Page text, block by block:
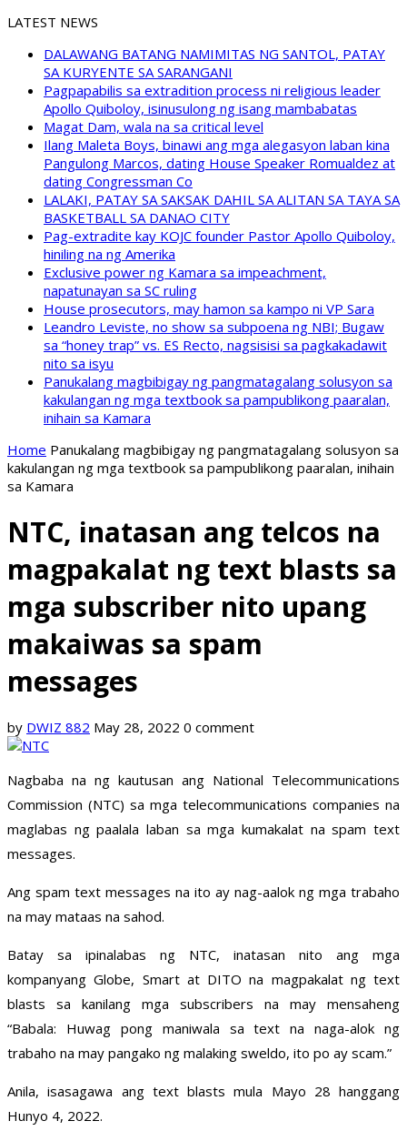
LATEST NEWS
DALAWANG BATANG NAMIMITAS NG SANTOL, PATAY
SA KURYENTE SA SARANGANI
Pagpapabilis sa extradition process ni religious leader
Apollo Quiboloy, isinusulong ng isang mambabatas
Magat Dam, wala na sa critical level
Ilang Maleta Boys, binawi ang mga alegasyon laban kina
Pangulong Marcos, dating House Speaker Romualdez at
dating Congressman Co
LALAKI, PATAY SA SAKSAK DAHIL SA ALITAN SA TAYA SA
BASKETBALL SA DANAO CITY
Pag-extradite kay KOJC founder Pastor Apollo Quiboloy,
hiniling na ng Amerika
Exclusive power ng Kamara sa impeachment,
napatunayan sa SC ruling
House prosecutors, may hamon sa kampo ni VP Sara
Leandro Leviste, no show sa subpoena ng NBI; Bugaw
sa “honey trap” vs. ES Recto, nagsisisi sa pagkakadawit
nito sa isyu
Panukalang magbibigay ng pangmatagalang solusyon sa
kakulangan ng mga textbook sa pampublikong paaralan,
inihain sa Kamara
Home Panukalang magbibigay ng pangmatagalang solusyon sa
kakulangan ng mga textbook sa pampublikong paaralan, inihain
sa Kamara
NTC, inatasan ang telcos na
magpakalat ng text blasts sa
mga subscriber nito upang
makaiwas sa spam
messages
by DWIZ 882 May 28, 2022 0 comment
Nagbaba na ng kautusan ang National Telecommunications
Commission (NTC) sa mga telecommunications companies na
maglabas ng paalala laban sa mga kumakalat na spam text
messages.
Ang spam text messages na ito ay nag-aalok ng mga trabaho
na may mataas na sahod.
Batay sa ipinalabas ng NTC, inatasan nito ang mga
kompanyang Globe, Smart at DITO na magpakalat ng text
blasts sa kanilang mga subscribers na may mensaheng
“Babala: Huwag pong maniwala sa text na naga-alok ng
trabaho na may pangako ng malaking sweldo, ito po ay scam.”
Anila, isasagawa ang text blasts mula Mayo 28 hanggang
Hunyo 4, 2022.